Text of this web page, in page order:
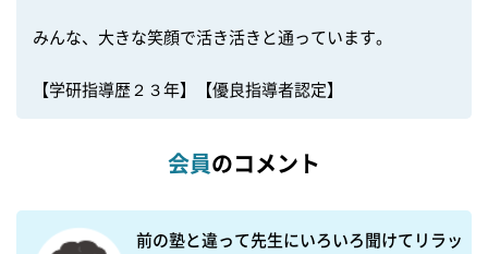
みんな、大きな笑顔で活き活きと通っています。
【学研指導歴２３年】【優良指導者認定】
会員のコメント
前の塾と違って先生にいろいろ聞けてリラッ